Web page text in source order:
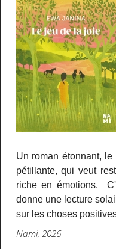
Un roman étonnant,
pétillante, qui veut
riche en émotions.
donne une lecture
sur les choses
Nami, 2026